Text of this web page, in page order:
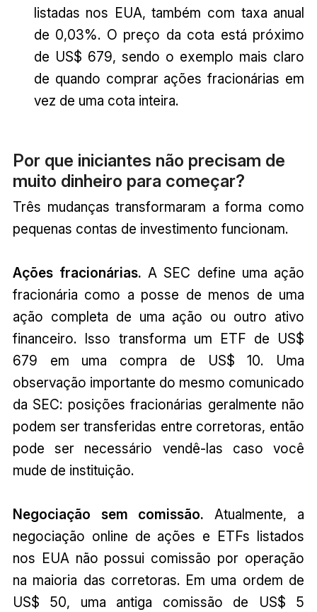
listadas nos EUA, também com taxa anual
de 0,03%. O preço da cota está próximo
de US$ 679, sendo o exemplo mais claro
de quando comprar ações fracionárias em
vez de uma cota inteira.
Por que iniciantes não precisam de
muito dinheiro para começar?
Três mudanças transformaram a forma como
pequenas contas de investimento funcionam.
Ações fracionárias. A SEC define uma ação
fracionária como a posse de menos de uma
ação completa de uma ação ou outro ativo
financeiro. Isso transforma um ETF de US$
679 em uma compra de US$ 10. Uma
observação importante do mesmo comunicado
da SEC: posições fracionárias geralmente não
podem ser transferidas entre corretoras, então
pode ser necessário vendê-las caso você
mude de instituição.
Negociação sem comissão. Atualmente, a
negociação online de ações e ETFs listados
nos EUA não possui comissão por operação
na maioria das corretoras. Em uma ordem de
US$ 50, uma antiga comissão de US$ 5